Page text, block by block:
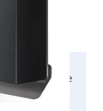
2-5 Arbeitstage